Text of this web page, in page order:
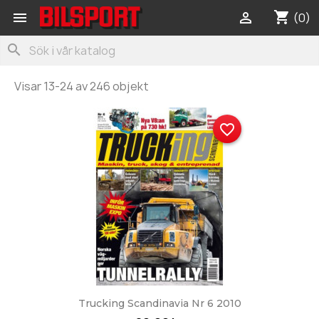
 shopping_cart (0)

search
Visar 13-24 av 246 objekt
Trucking Scandinavia Nr 6 2010
favorite_border